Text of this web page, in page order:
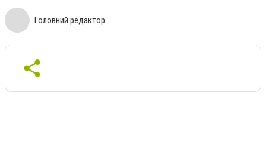
Головний редактор